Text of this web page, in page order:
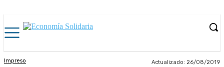
Impreso Actualizado: 26/08/2019